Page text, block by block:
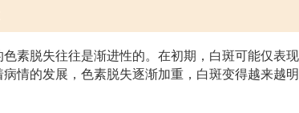
素脱失往往是渐进性的。在初期，白斑可能仅表
情的发展，色素脱失逐渐加重，白斑变得越来越